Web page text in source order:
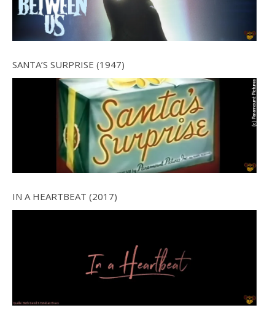
SANTA’S SURPRISE (1947)
IN A HEARTBEAT (2017)